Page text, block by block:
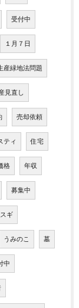
受付中
１月７日
産緑地法問題
見直し
売却依頼
ティ 住宅
格 年収
募集中
ギ
うみのこ 墓
中